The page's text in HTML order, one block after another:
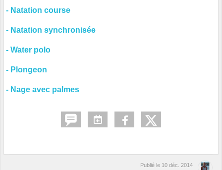
- Natation course
- Natation synchronisée
- Water polo
- Plongeon
- Nage avec palmes
Publié le 10 déc. 2014